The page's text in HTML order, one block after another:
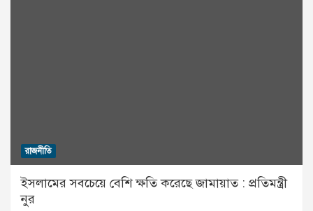
রাজনীতি
ইসলামের সবচেয়ে বেশি ক্ষতি করেছে জামায়াত : প্রতিমন্ত্রী
নুর